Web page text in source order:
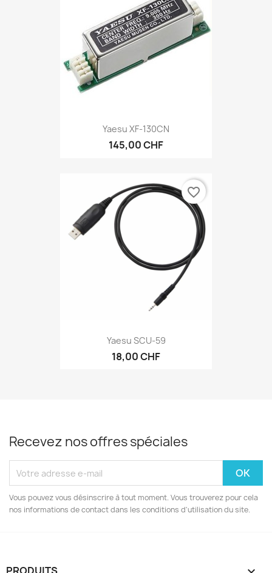
Yaesu XF-130CN
145,00 CHF
Yaesu SCU-59
18,00 CHF
favorite_border
Recevez nos offres spéciales
Vous pouvez vous désinscrire à tout moment. Vous trouverez pour cela
nos informations de contact dans les conditions d'utilisation du site.